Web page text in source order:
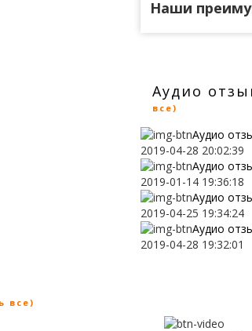
Наши
Аудио
все)
Аудио
2019-04-28 20:02:39
Аудио
2019-01-14 19:36:18
Аудио
2019-04-25 19:34:24
Аудио
2019-04-28 19:32:01
все)